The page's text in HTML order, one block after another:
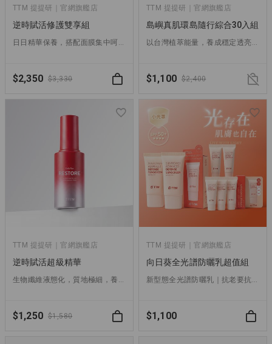
TTM 提提研｜官網旗艦店
逆時賦活修護雙享組
日日精華保養，搭配面膜集中呵護，重賦肌膚彈潤光采
$2,350 $3,330
TTM 提提研｜官網旗艦店
島嶼真肌環島隨行綜合30入組
以台灣植萃能量，養成穩定透亮的真實膚況
$1,100 $2,400
TTM 提提研｜官網旗艦店
逆時賦活超級精華
生物纖維液態化，質地極細，養分直輸，超越精華的新選擇。
$1,250 $1,580
TTM 提提研｜官網旗艦店
向日葵全光譜防曬乳超值組
新型態全光譜防曬乳｜抗老要抗得漂亮，就從全面抵禦光害開始
$1,100